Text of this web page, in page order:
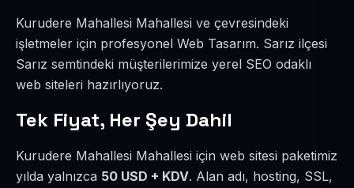
Kurudere Mahallesi Mahallesi ve çevresindeki
işletmeler için profesyonel Web Tasarım. Sarız ilçesi
Sarız semtindeki müşterilerimize yerel SEO odaklı
web siteleri hazırlıyoruz.
Tek Fiyat, Her Şey Dahil
Kurudere Mahallesi Mahallesi için web sitesi paketimiz
yılda yalnızca 50 USD + KDV. Alan adı, hosting, SSL,